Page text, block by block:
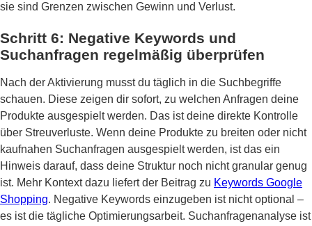
sie sind Grenzen zwischen Gewinn und Verlust.
Schritt 6: Negative Keywords und
Suchanfragen regelmäßig überprüfen
Nach der Aktivierung musst du täglich in die Suchbegriffe
schauen. Diese zeigen dir sofort, zu welchen Anfragen deine
Produkte ausgespielt werden. Das ist deine direkte Kontrolle
über Streuverluste. Wenn deine Produkte zu breiten oder nicht
kaufnahen Suchanfragen ausgespielt werden, ist das ein
Hinweis darauf, dass deine Struktur noch nicht granular genug
ist. Mehr Kontext dazu liefert der Beitrag zu Keywords Google
Shopping. Negative Keywords einzugeben ist nicht optional –
es ist die tägliche Optimierungsarbeit. Suchanfragenanalyse ist